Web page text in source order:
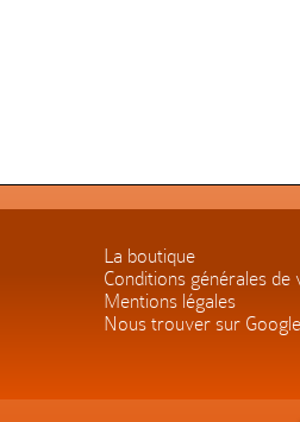
La boutique
Conditions générales de
Mentions légales
Nous trouver sur